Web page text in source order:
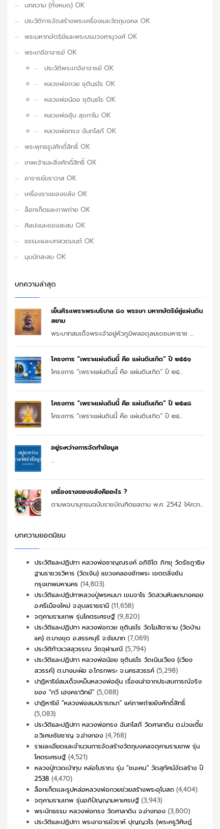
บทความ (ทั้งหมด) OK
ประวัติการจัดสร้างพระเครื่องและวัตถุมงคล OK
พระมหากษัตริย์และพระบรมวงศานุวงศ์ OK
พระเกจิอาจารย์ OK
ประวัติพระเกจิอาจารย์ OK
หลวงพ่อกวย ชุตินฺธโร OK
หลวงพ่อน้อย ชุตินฺธโร OK
หลวงพ่ออุ้น สุขกาโม OK
หลวงพ่อทรง ฉันทโสภี OK
พระพุทธรูปศักดิ์สิทธิ์ OK
เทพเจ้าและสิ่งศักดิ์สิทธิ์ OK
อาจารย์ฆราวาส OK
เครื่องรางของขลัง OK
ล็อกเก็ตและภาพถ่าย OK
ศิลปะและของสะสม OK
ธรรมะและบทสวดมนต์ OK
มุมนักสะสม OK
บทความล่าสุด
เย็นศิระเพราะพระบริบาล ๘๐ พรรษา มหากษัตริย์คู่แผ่นดิน
สยาม
พระบาทสมเด็จพระเจ้าอยู่หัวภูมิพลอดุลยเดชมหาราช ...
โครงการ “เพราะแผ่นดินนี้ คือ แผ่นดินเกิด” ปี ๒๕๕๑
โครงการ “เพราะแผ่นดินนี้ คือ แผ่นดินเกิด” ปี ๒๕...
โครงการ “เพราะแผ่นดินนี้ คือ แผ่นดินเกิด” ปี ๒๕๔๘
โครงการ “เพราะแผ่นดินนี้ คือ แผ่นดินเกิด” ปี ๒๕...
อยู่ระหว่างการจัดทำข้อมูล
...
เครื่องรางของขลังคืออะไร ?
ตามพจนานุกรมฉบับราชบัณฑิตยสถาน พ.ศ. 2542 ให้ควา...
บทความยอดนิยม
ประวัติและปฏิปทา หลวงพ่อชาญณรงค์ อภิชิโต ภิกขุ วัดรัชฎาธิษ
ฐานราชวรวิหาร (วัดเงิน) แขวงคลองชักพระ เขตตลิ่งชัน
กรุงเทพมหานคร (14,803)
ประวัติและปฏิปทาหลวงปู่พรหมมา เขมจาโร วัดสวนหินผานางคอย
อ.ศรีเมืองใหม่ จ.อุบลราชธานี (11,658)
จตุคามรามเทพ รุ่นโคตรเศรษฐี (9,820)
ประวัติและปฏิปทา หลวงพ่อกวย ชุตินฺธโร วัดโฆสิตาราม (วัดบ้าน
แค) ต.บางขุด อ.สรรคบุรี จ.ชัยนาท (7,069)
ประวัติท้าวเวสสุวรรณ วัดจุฬามณี (5,794)
ประวัติและปฏิปทา หลวงพ่อน้อย ชุตินธโร วัดเนินเวียง (เวียง
สวรรค์) ต.บางมะฝ่อ อ.โกรกพระ จ.นครสวรรค์ (5,298)
ปาฏิหาริย์สมเด็จเหม็นหลวงพ่ออุ้น เรื่องเล่าจากประสบการณ์จริง
ของ “ทวี เฮงคราวิทย์” (5,088)
ปาฏิหาริย์ “หลวงพ่อสมปรารถนา” แค่ภาพถ่ายยังศักดิ์สิทธิ์
(5,083)
ประวัติและปฏิปทา หลวงพ่อทรง ฉันทโสภี วัดศาลาดิน ต.ม่วงเตี้ย
อ.วิเศษชัยชาญ จ.อ่างทอง (4,768)
รายละเอียดและจำนวนการจัดสร้างวัตถุมงคลจตุคามรามเทพ รุ่น
โคตรเศรษฐี (4,521)
หลวงปู่ทวดเบ้าทุบ หล่อโบราณ รุ่น “ชนะคน” วัดสุทัศน์จัดสร้าง ปี
2538 (4,470)
ล็อกเก็ตเเละรูปหล่อหลวงพ่อกวยช่วยสร้างพระอุโบสถ (4,404)
จตุคามรามเทพ รุ่นอภิปัญญามหาเศรษฐี (3,943)
พระนักธรรม หลวงพ่อทรง วัดศาลาดิน จ.อ่างทอง (3,800)
ประวัติและปฏิปทา พระอาจารย์วราห์ ปุญญวโร (พระครูวิศิษฏ์